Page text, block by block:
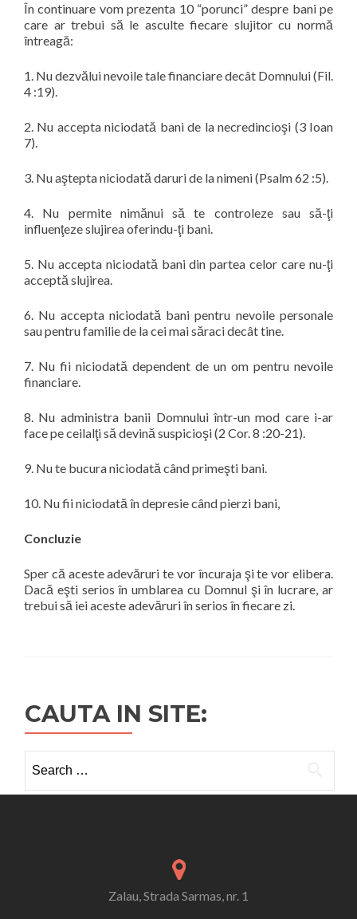
În continuare vom prezenta 10 “porunci” despre bani pe
care ar trebui să le asculte fiecare slujitor cu normă
întreagă:
1. Nu dezvălui nevoile tale financiare decât Domnului (Fil.
4 :19).
2. Nu accepta niciodată bani de la necredincioşi (3 Ioan
7).
3. Nu aştepta niciodată daruri de la nimeni (Psalm 62 :5).
4.
Nu permite nimănui să te controleze sau să-ţi
influenţeze slujirea oferindu-ţi bani.
5. Nu accepta niciodată bani din partea celor care nu-ţi
acceptă slujirea.
6. Nu accepta niciodată bani pentru nevoile personale
sau pentru familie de la cei mai săraci decât tine.
7. Nu fii niciodată dependent de un om pentru nevoile
financiare.
8. Nu administra banii Domnului într-un mod care i-ar
face pe ceilalţi să devină suspicioşi (2 Cor. 8 :20-21).
9. Nu te bucura niciodată când primeşti bani.
10. Nu fii niciodată în depresie când pierzi bani,
Concluzie
Sper că aceste adevăruri te vor încuraja şi te vor elibera.
Dacă eşti serios în umblarea cu Domnul şi în lucrare, ar
trebui să iei aceste adevăruri în serios în fiecare zi.
CAUTA IN SITE:
for:
Zalau, Strada Sarmas, nr. 1